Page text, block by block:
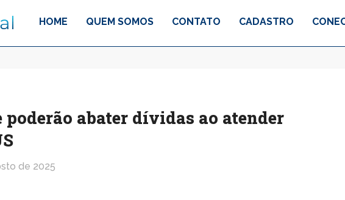
HOME QUEM SOMOS CONTATO CADASTRO
poderão abater dívidas ao atender
de 2025